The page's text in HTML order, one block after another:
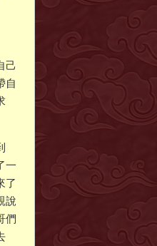
己
自
一
了
說
們